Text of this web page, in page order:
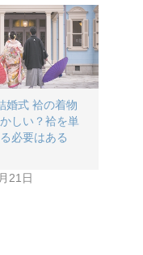
婚式 袷の着物
しい？袷を単
必要はある
21日